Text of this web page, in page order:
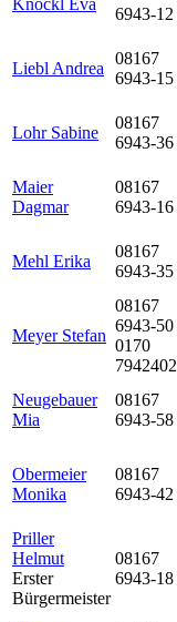
Knöckl Eva
6943-12
Liebl Andrea
08167
6943-15
Lohr Sabine
08167
6943-36
Maier
Dagmar
08167
6943-16
Mehl Erika
08167
6943-35
Meyer Stefan
08167
6943-50
0170
7942402
Neugebauer
Mia
08167
6943-58
Obermeier
Monika
08167
6943-42
Priller
Helmut
Erster
Bürgermeister
08167
6943-18